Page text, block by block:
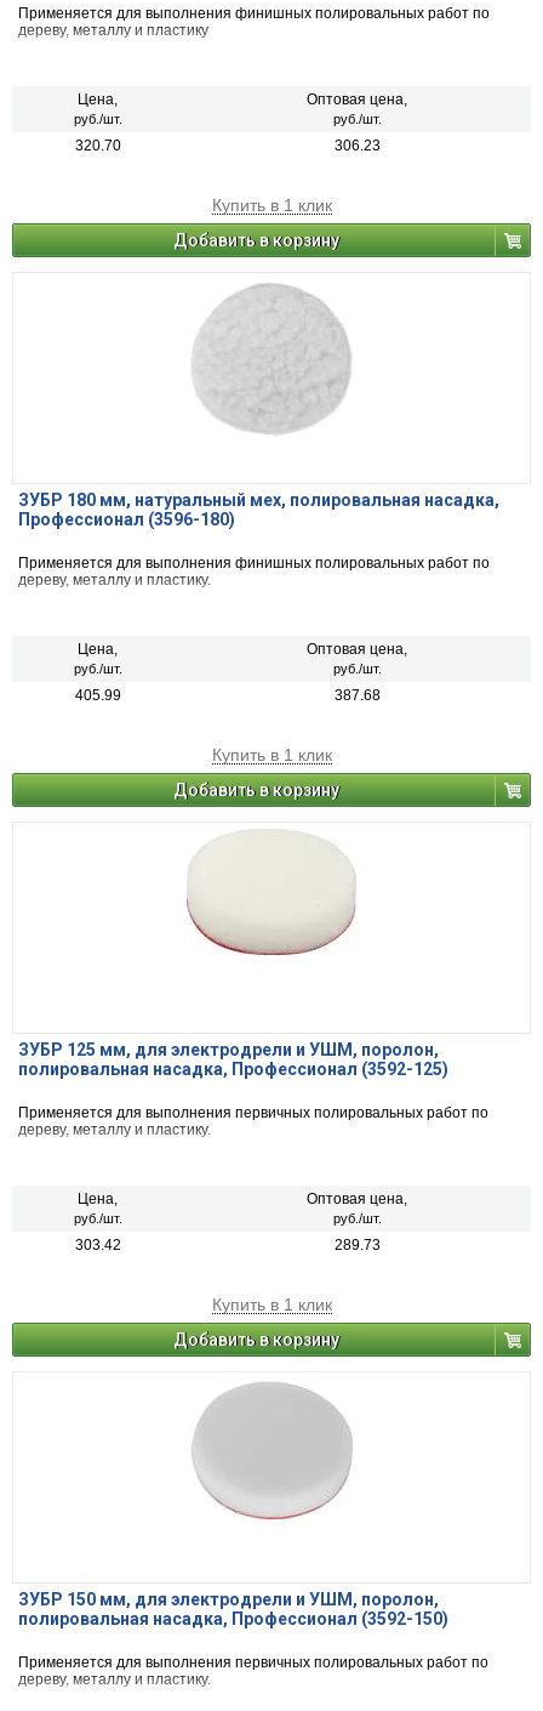
Применяется для выполнения финишных полировальных работ по
дереву, металлу и пластику
Цена,
руб./шт.
Оптовая цена,
руб./шт.
320.70 306.23
Купить в 1 клик
Добавить в корзину
ЗУБР 180 мм, натуральный мех, полировальная насадка,
Профессионал (3596-180)
Применяется для выполнения финишных полировальных работ по
дереву, металлу и пластику.
Цена,
руб./шт.
Оптовая цена,
руб./шт.
405.99 387.68
Купить в 1 клик
Добавить в корзину
ЗУБР 125 мм, для электродрели и УШМ, поролон,
полировальная насадка, Профессионал (3592-125)
Применяется для выполнения первичных полировальных работ по
дереву, металлу и пластику.
Цена,
руб./шт.
Оптовая цена,
руб./шт.
303.42 289.73
Купить в 1 клик
Добавить в корзину
ЗУБР 150 мм, для электродрели и УШМ, поролон,
полировальная насадка, Профессионал (3592-150)
Применяется для выполнения первичных полировальных работ по
дереву, металлу и пластику.